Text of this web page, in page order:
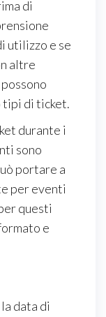
di
utilizzo e se
altre
tipi di ticket.
durante i
sono
portare a
per eventi
questi
e
data di